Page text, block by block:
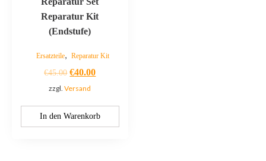
Reparatur Kit
(Endstufe)
Ersatzteile, Reparatur Kit
€45.00 €40.00
zzgl.Versand
In den Warenkorb